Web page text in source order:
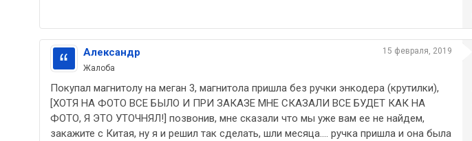
15 февраля, 2019
Александр
Жалоба
Покупал магнитолу на меган 3, магнитола пришла без ручки энкодера (крутилки),
[ХОТЯ НА ФОТО ВСЕ БЫЛО И ПРИ ЗАКАЗЕ МНЕ СКАЗАЛИ ВСЕ БУДЕТ КАК НА
ФОТО, Я ЭТО УТОЧНЯЛ!] позвонив, мне сказали что мы уже вам ее не найдем,
закажите с Китая, ну я и решил так сделать, шли месяца.... ручка пришла и она была